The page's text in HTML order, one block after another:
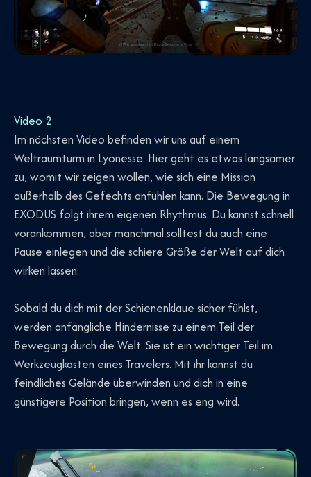
Video 2
Im nächsten Video befinden wir uns auf einem
Weltraumturm in Lyonesse. Hier geht es etwas langsamer
zu, womit wir zeigen wollen, wie sich eine Mission
außerhalb des Gefechts anfühlen kann. Die Bewegung in
EXODUS folgt ihrem eigenen Rhythmus. Du kannst schnell
vorankommen, aber manchmal solltest du auch eine
Pause einlegen und die schiere Größe der Welt auf dich
wirken lassen.
Sobald du dich mit der Schienenklaue sicher fühlst,
werden anfängliche Hindernisse zu einem Teil der
Bewegung durch die Welt. Sie ist ein wichtiger Teil im
Werkzeugkasten eines Travelers. Mit ihr kannst du
feindliches Gelände überwinden und dich in eine
günstigere Position bringen, wenn es eng wird.